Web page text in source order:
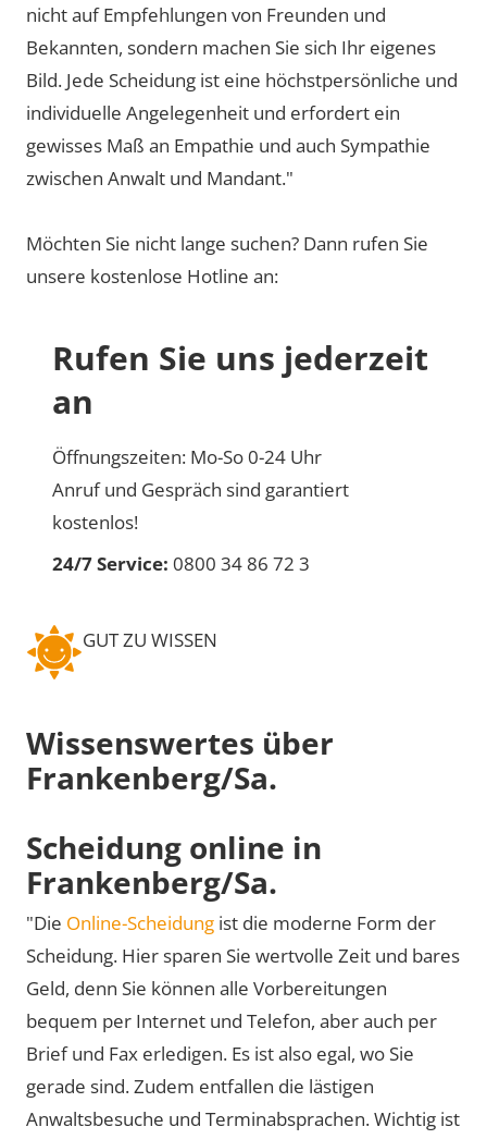
nicht auf Empfehlungen von Freunden und
Bekannten, sondern machen Sie sich Ihr eigenes
Bild. Jede Scheidung ist eine höchstpersönliche und
individuelle Angelegenheit und erfordert ein
gewisses Maß an Empathie und auch Sympathie
zwischen Anwalt und Mandant."
Möchten Sie nicht lange suchen? Dann rufen Sie
unsere kostenlose Hotline an:
Rufen Sie uns jederzeit
an
Öffnungszeiten: Mo-So 0-24 Uhr
Anruf und Gespräch sind garantiert
kostenlos!
24/7 Service: 0800 34 86 72 3
GUT ZU WISSEN
Wissenswertes über
Frankenberg/Sa.
Scheidung online in
Frankenberg/Sa.
"Die Online-Scheidung ist die moderne Form der
Scheidung. Hier sparen Sie wertvolle Zeit und bares
Geld, denn Sie können alle Vorbereitungen
bequem per Internet und Telefon, aber auch per
Brief und Fax erledigen. Es ist also egal, wo Sie
gerade sind. Zudem entfallen die lästigen
Anwaltsbesuche und Terminabsprachen. Wichtig ist